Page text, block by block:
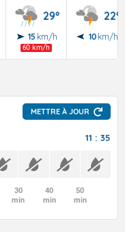
29°
15 km/h
60 km/h
22°
10 km/h
METTRE À JOUR
11 : 35
30
min
40
min
50
min